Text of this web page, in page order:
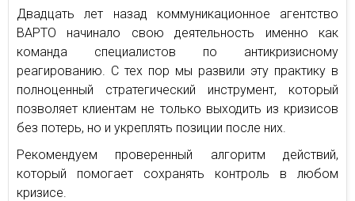
Двадцать лет назад коммуникационное агентство
ВАРТО начинало свою деятельность именно как
команда специалистов по антикризисному
реагированию. С тех пор мы развили эту практику в
полноценный стратегический инструмент, который
позволяет клиентам не только выходить из кризисов
без потерь, но и укреплять позиции после них.
Рекомендуем проверенный алгоритм действий,
который помогает сохранять контроль в любом
кризисе.